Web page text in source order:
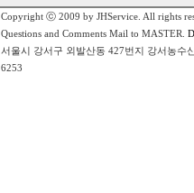
Copyright ⓒ 2009 by JHService. All rights
Questions and Comments Mail to MASTER.
서울시 강서구 외발산동 427번지 강서농
6253